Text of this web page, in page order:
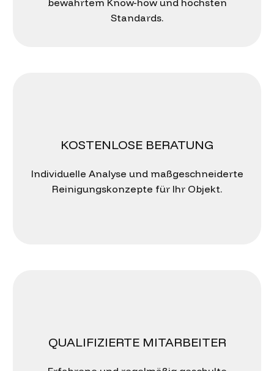
bewährtem Know-how und höchsten
Standards.
KOSTENLOSE BERATUNG
Individuelle Analyse und maßgeschneiderte
Reinigungskonzepte für Ihr Objekt.
QUALIFIZIERTE MITARBEITER